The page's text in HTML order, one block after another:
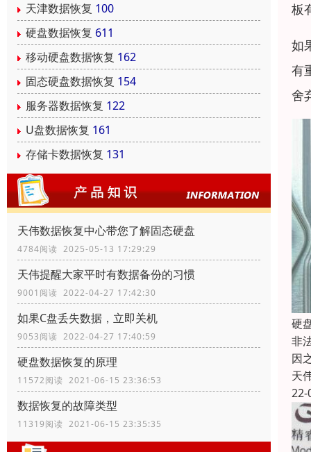
天津数据恢复 100
硬盘数据恢复 611
移动硬盘数据恢复 162
固态硬盘数据恢复 154
服务器数据恢复 122
U盘数据恢复 161
存储卡数据恢复 131
天伟数据恢复中心带您了解固态硬盘
4784阅读 2025-05-13 17:29:29
天伟提醒大家平时有数据备份的习惯
9001阅读 2022-04-27 17:42:30
如果C盘丢失数据，立即关机
9053阅读 2022-04-27 17:40:59
硬盘数据恢复的原理
11572阅读 2021-06-15 23:36:53
数据恢复的故障类型
11319阅读 2021-06-15 23:35:35
板
如
有
舍
硬
非
因
天
22-